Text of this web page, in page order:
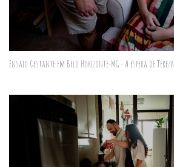
Ensaio Gestante em Belo Horizonte-MG - A espera de Tereza